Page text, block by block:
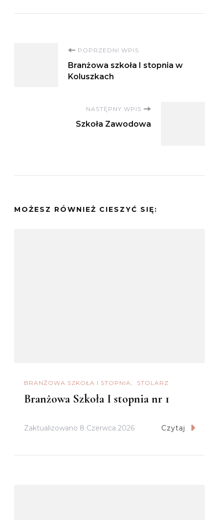
Nawigacja
wpisu
POPRZEDNI WPIS
Branżowa szkoła I stopnia w
Koluszkach
NASTĘPNY WPIS
Szkoła Zawodowa
MOŻESZ RÓWNIEŻ CIESZYĆ SIĘ:
BRANŻOWA SZKOŁA I STOPNIA STOLARZ
Branżowa Szkoła I stopnia nr 1
Zaktualizowano 8 Czerwca 2026 Czytaj